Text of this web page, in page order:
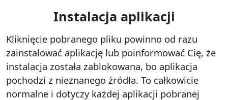
Instalacja aplikacji
Kliknięcie pobranego pliku powinno od razu
zainstalować aplikację lub poinformować Cię, że
instalacja została zablokowana, bo aplikacja
pochodzi z nieznanego źródła. To całkowicie
normalne i dotyczy każdej aplikacji pobranej